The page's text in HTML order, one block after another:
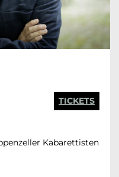
TICKETS
Kabarettisten